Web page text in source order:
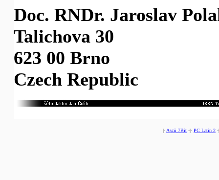
Doc. RNDr. Jaroslav
Talichova 30
623 00 Brno
Czech Republic
|- Ascii 7Bit -|- PC Latin 2